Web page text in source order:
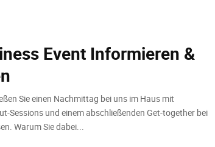
Event Informieren &
Sie einen Nachmittag bei uns im Haus mit
Sessions und einem abschließenden Get-together bei
Warum Sie dabei...